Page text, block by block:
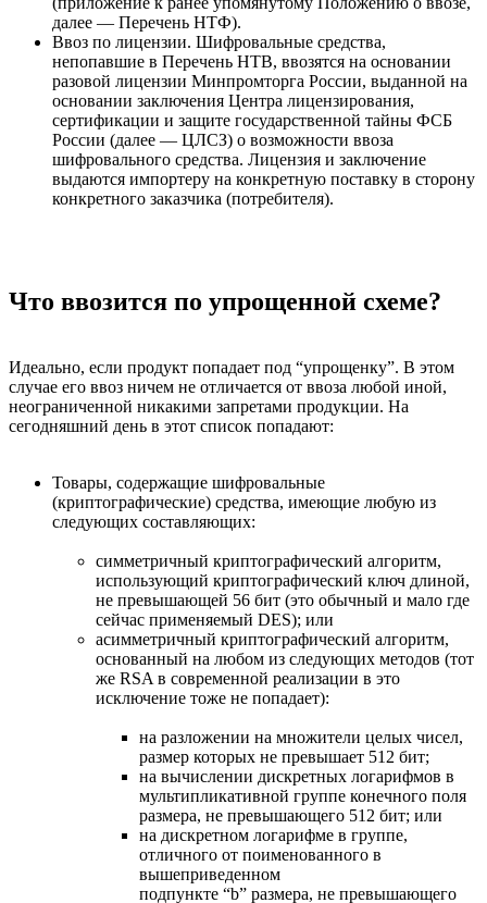
далее — Перечень НТФ).
Ввоз по лицензии. Шифровальные средства,
непопавшие в Перечень НТВ, ввозятся на основании
разовой лицензии Минпромторга России, выданной на
основании заключения Центра лицензирования,
сертификации и защите государственной тайны ФСБ
России (далее — ЦЛСЗ) о возможности ввоза
шифровального средства. Лицензия и заключение
выдаются импортеру на конкретную поставку в сторону
конкретного заказчика (потребителя).
Что ввозится по упрощенной схеме?
Идеально, если продукт попадает под “упрощенку”. В этом
случае его ввоз ничем не отличается от ввоза любой иной,
неограниченной никакими запретами продукции. На
сегодняшний день в этот список попадают:
Товары, содержащие шифровальные
(криптографические) средства, имеющие любую из
следующих составляющих:
симметричный криптографический алгоритм,
использующий криптографический ключ длиной,
не превышающей 56 бит (это обычный и мало где
сейчас применяемый DES); или
асимметричный криптографический алгоритм,
основанный на любом из следующих методов (тот
же RSA в современной реализации в это
исключение тоже не попадает):
на разложении на множители целых чисел,
размер которых не превышает 512 бит;
на вычислении дискретных логарифмов в
мультипликативной группе конечного поля
размера, не превышающего 512 бит; или
на дискретном логарифме в группе,
отличного от поименованного в
вышеприведенном
подпункте “b” размера, не превышающего